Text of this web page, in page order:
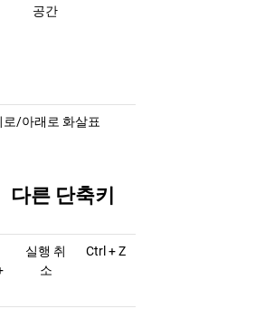
공간
로/아래로 화살표
다른 단축키
실행 취
소
Ctrl + Z